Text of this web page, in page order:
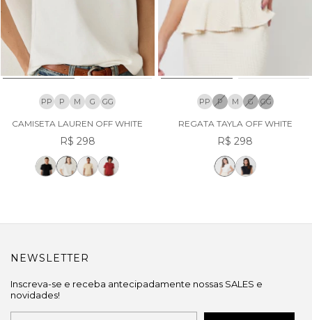
PP P M G GG
CAMISETA LAUREN OFF WHITE
R$ 298
PP P M G GG
REGATA TAYLA OFF WHITE
R$ 298
NEWSLETTER
Inscreva-se e receba antecipadamente nossas SALES e
novidades!